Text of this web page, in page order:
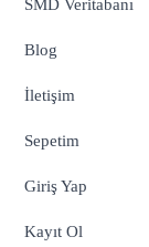
SMD Veritabanı
Blog
İletişim
Sepetim
Giriş Yap
Kayıt Ol